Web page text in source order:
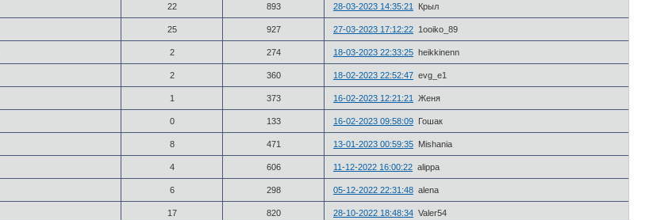
22 893 28-03-2023 14:35:21 Крыл
25 927 27-03-2023 17:12:22 1ooiko_89
2 274 18-03-2023 22:33:25 heikkinenn
2 360 18-02-2023 22:52:47 evg_e1
1 373 16-02-2023 12:21:21 Женя
0 133 16-02-2023 09:58:09 Гошак
8 471 13-01-2023 00:59:35 Mishania
4 606 11-12-2022 16:00:22 alippa
6 298 05-12-2022 22:31:48 alena
17 820 28-10-2022 18:48:34 Valer54